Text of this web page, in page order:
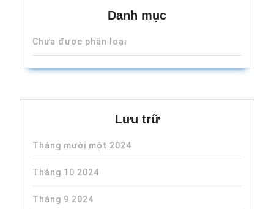
Danh mục
Chưa được phân loại
Lưu trữ
Tháng mười một 2024
Tháng 10 2024
Tháng 9 2024